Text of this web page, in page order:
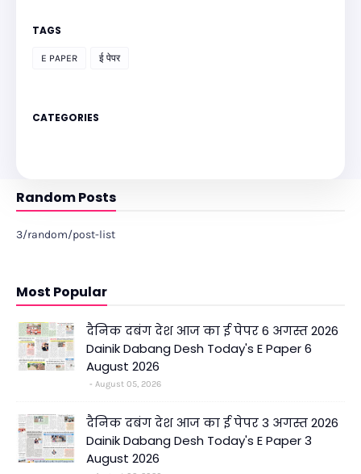
TAGS
E PAPER ई पेपर
CATEGORIES
Random Posts
3/random/post-list
Most Popular
दैनिक दबंग देश आज का ई पेपर 6 अगस्त 2026
Dainik Dabang Desh Today's E Paper 6
August 2026
August 05, 2026
दैनिक दबंग देश आज का ई पेपर 3 अगस्त 2026
Dainik Dabang Desh Today's E Paper 3
August 2026